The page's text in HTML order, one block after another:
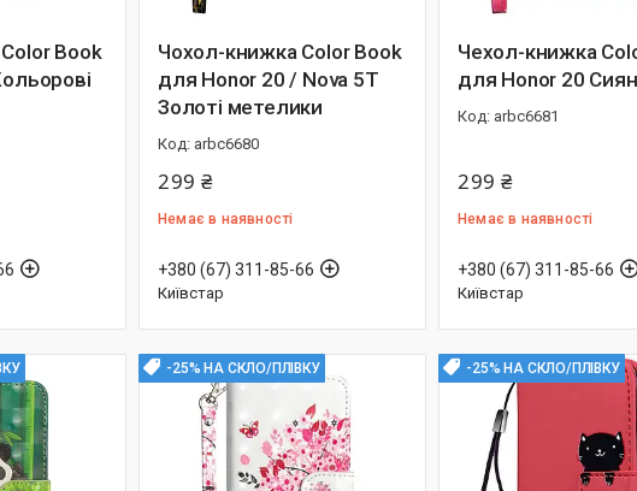
Book
Чохол-книжка Color Book
для Honor 20 / Nova 5T
Золоті метелики
arbc6680
299 ₴
Немає в наявності
+380 (67) 311-85-66
Київстар
Чехол-книжка
для Honor 20
arbc6681
299 ₴
Немає в наявності
+380 (67) 311-85-66
Київстар
-25% НА СКЛО/ПЛІВКУ -25% НА СКЛО/ПЛІВКУ